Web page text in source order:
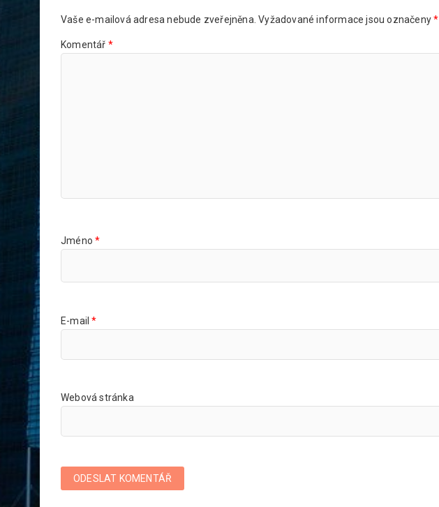
Vaše e-mailová adresa nebude zveřejněna. Vyžadované informace jsou označeny*
Komentář *
Jméno*
E-mail*
Webová stránka